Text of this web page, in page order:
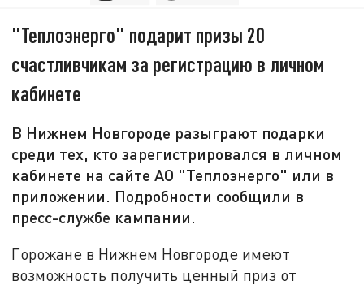
"Теплоэнерго" подарит призы 20
счастливчикам за регистрацию в личном
кабинете
В Нижнем Новгороде разыграют подарки
среди тех, кто зарегистрировался в личном
кабинете на сайте АО "Теплоэнерго" или в
приложении. Подробности сообщили в
пресс-службе кампании.
Горожане в Нижнем Новгороде имеют
возможность получить ценный приз от